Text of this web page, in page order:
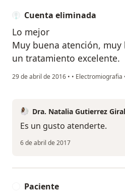
Cuenta eliminada
Lo mejor
Muy buena atención,
un tratamiento excelente.
29 de abril de 2016 • • Electromiografia
Dra. Natalia Gutierrez
Es un gusto atenderte.
6 de abril de 2017
Paciente